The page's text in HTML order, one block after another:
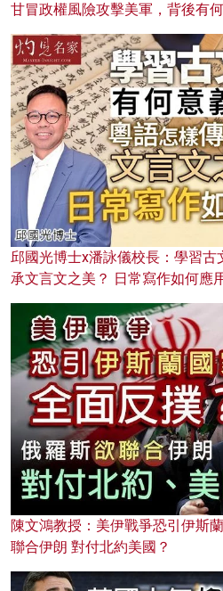
甘冒政權風險攻擊美軍，背後有
邱國光博士x潘詠儀校長：學習
承文言文之美？ 日常寫作如何應
陳文鴻教授：美伊戰爭恐引伊斯
聯合伊朗 對付北約美國？